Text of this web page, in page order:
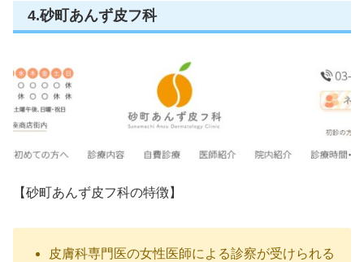
4.砂町あんず皮フ科
【砂町あんず皮フ科の特徴】
皮膚科専門医の女性医師による診察が受けられる